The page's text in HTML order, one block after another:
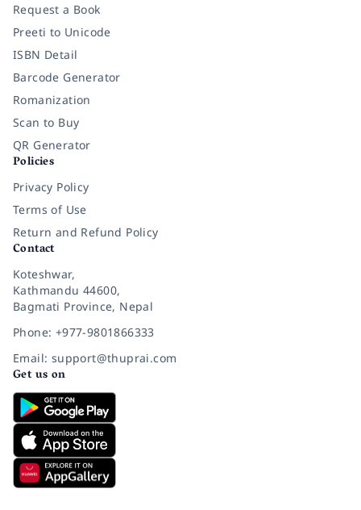
Request a Book
Preeti to Unicode
ISBN Detail
Barcode Generator
Romanization
Scan to Buy
QR Generator
Policies
Privacy Policy
Terms of Use
Return and Refund Policy
Contact
Koteshwar,
Kathmandu 44600,
Bagmati Province, Nepal
Phone: +977-9801866333
Email: support@thuprai.com
Get us on